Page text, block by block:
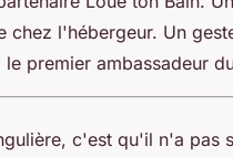
chez l'hébergeur. Un
premier ambassadeur
c'est qu'il n'a pas